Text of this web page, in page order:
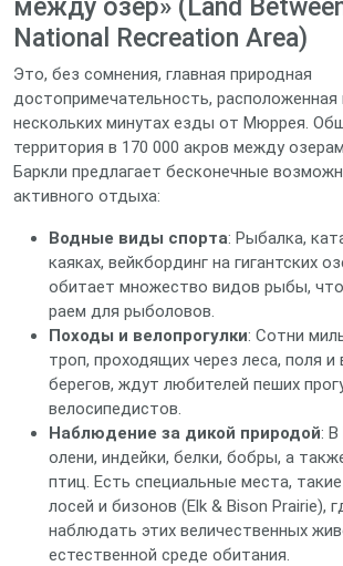
между озер» (Land
National Recreation Area)
Это, без сомнения, главная природная
достопримечательность, расположенная
нескольких минутах езды от Мюррея.
территория в 170 000 акров между
Баркли предлагает бесконечные
активного отдыха:
Водные виды спорта: Рыбалка,
каяках, вейкбординг на гигантских
обитает множество видов рыбы,
раем для рыболовов.
Походы и велопрогулки: Сотни
троп, проходящих через леса, поля
берегов, ждут любителей пеших
велосипедистов.
Наблюдение за дикой природой: В
олени, индейки, белки, бобры, а
птиц. Есть специальные места,
лосей и бизонов (Elk & Bison Prairie),
наблюдать этих величественных
естественной среде обитания.